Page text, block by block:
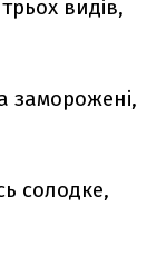
видів,
заморожені,
солодке,